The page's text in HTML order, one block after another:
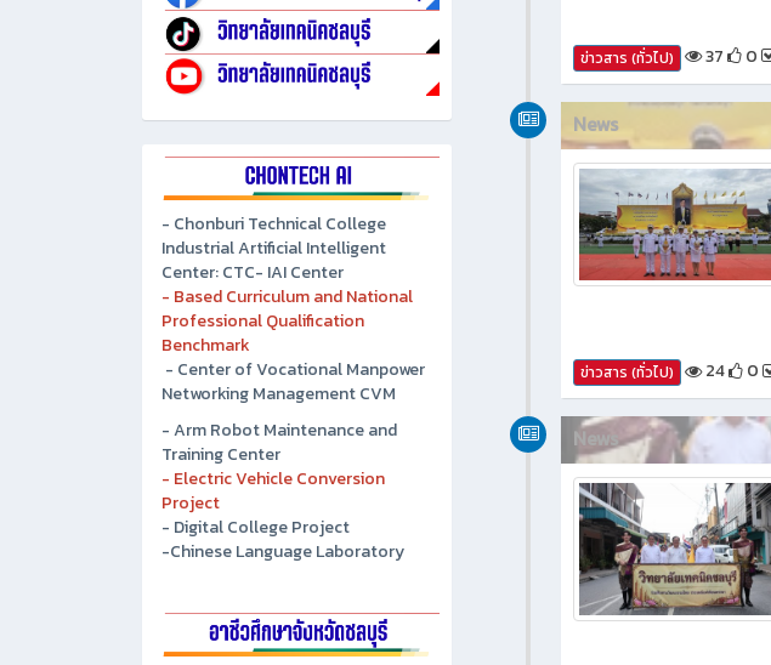
- Chonburi Technical College
Industrial Artificial Intelligent
Center: CTC- IAI Center
- Based Curriculum and National
Professional Qualification
Benchmark
- Center of Vocational Manpower
Networking Management CVM
- Arm Robot Maintenance and
Training Center
- Electric Vehicle Conversion
Project
- Digital College Project
-Chinese Language Laboratory
ข่าวสาร (ทั่วไป) 37 0
News
ข่าวสาร (ทั่วไป) 24 0
News